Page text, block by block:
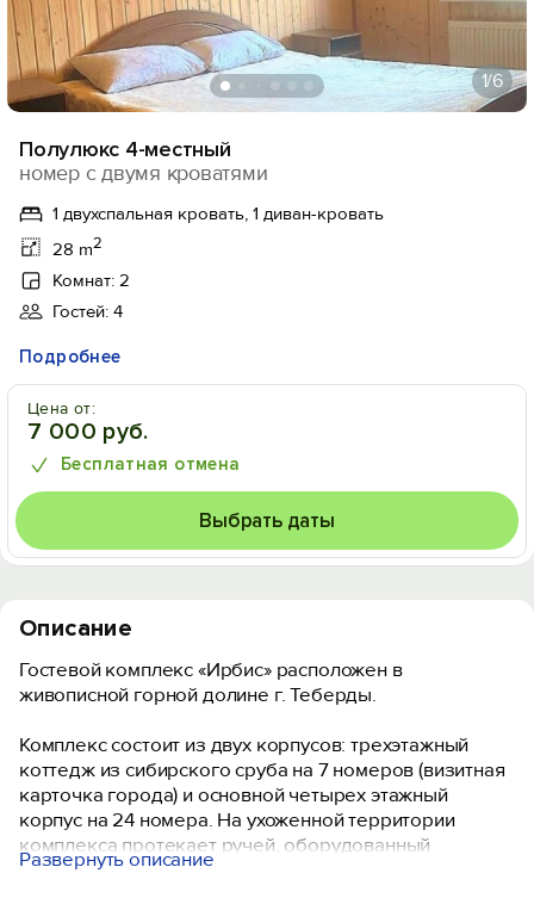
1/6
Полулюкс 4-местный
номер с двумя кроватями
1 двухспальная кровать, 1 диван-кровать
28 m2
Комнат: 2
Гостей: 4
Подробнее
Цена от:
7 000 руб.
Бесплатная отмена
Выбрать даты
Описание
Гостевой комплекс «Ирбис» расположен в
живописной горной долине г. Теберды.
Комплекс состоит из двух корпусов: трехэтажный
коттедж из сибирского сруба на 7 номеров (визитная
карточка города) и основной четырех этажный
корпус на 24 номера. На ухоженной территории
комплекса протекает ручей, оборудованный
каскадными водопадами, двухэтажный шашлычный
Развернуть описание